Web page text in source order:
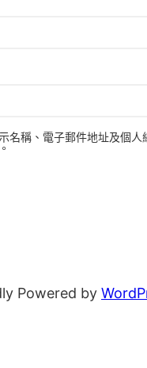
名稱、電子郵件地址及個人
Powered by